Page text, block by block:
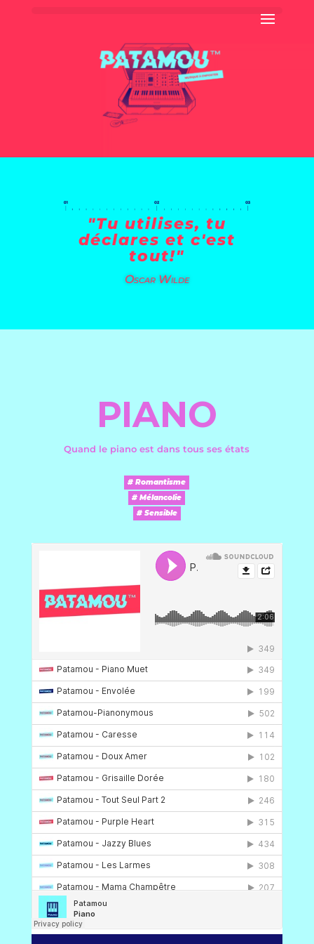
"Tu utilises, tu
déclares et c'est
tout!"
Oscar Wilde
PIANO
Quand le piano est dans tous ses états
# Romantisme
# Mélancolie
# Sensible